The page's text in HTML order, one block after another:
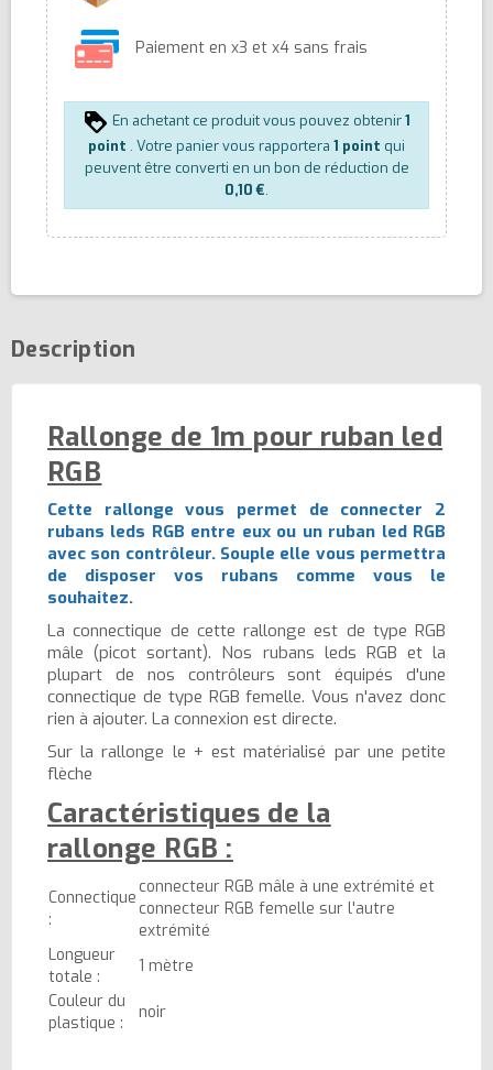
Paiement en x3 et x4 sans frais
En achetant ce produit vous pouvez obtenir1
point . Votre panier vous rapportera 1 point qui
peuvent être converti en un bon de réduction de
0,10 €.
Description
Rallonge de 1m pour ruban led
RGB
Cette rallonge vous permet de connecter 2
rubans leds RGB entre eux ou un ruban led RGB
avec son contrôleur. Souple elle vous permettra
de disposer vos rubans comme vous le
souhaitez.
La connectique de cette rallonge est de type RGB
mâle (picot sortant). Nos rubans leds RGB et la
plupart de nos contrôleurs sont équipés d'une
connectique de type RGB femelle. Vous n'avez donc
rien à ajouter. La connexion est directe.
Sur la rallonge le + est matérialisé par une petite
flèche
Caractéristiques de la
rallonge RGB :
Connectique
:
connecteur RGB mâle à une extrémité et
connecteur RGB femelle sur l'autre
extrémité
Longueur
totale :
1 mètre
Couleur du
plastique :
noir